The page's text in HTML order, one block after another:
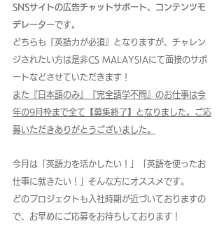
SNSサイトの広告チャットサポート、コンテンツモ
デレーターです。
どちらも『英語力が必須』となりますが、チャレン
ジされたい方は是非CS MALAYSIAにて面接のサポ
ートなどさせていただきます！
また『日本語のみ』『完全語学不問』のお仕事は今
年の9月枠まで全て【募集終了】となりました。ご応
募いただきありがとうございました。
今月は「英語力を活かしたい！」「英語を使ったお
仕事に就きたい！」そんな方にオススメです。
どのプロジェクトも入社時期が近づいておりますの
で、お早めにご応募をお待ちしております！